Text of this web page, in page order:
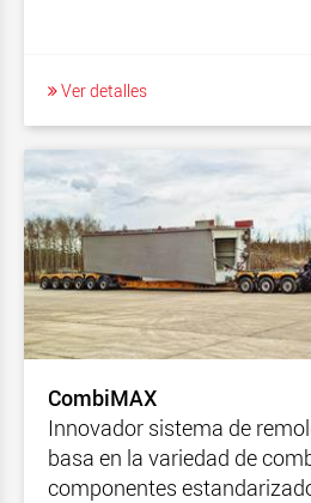
Ver detalles
CombiMAX
Innovador sistema de
basa en la variedad de
componentes